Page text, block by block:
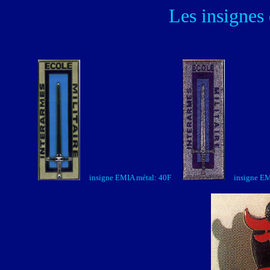
Les insignes
insigne EMIA métal: 40F insigne